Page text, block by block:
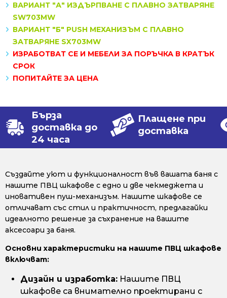
ВАРИАНТ "А" ИЗДЪРПВАНЕ С ПЛАВНО ЗАТВАРЯНЕ
SW703MW
ВАРИАНТ "Б" PUSH МЕХАНИЗЪМ С ПЛАВНО
ЗАТВАРЯНЕ SX703MW
ИЗРАБОТВАТ СЕ И МЕБЕЛИ ЗА ПОРЪЧКА В КРАТЪК
СРОК
ПОПИТАЙТЕ ЗА ЦЕНА
Бърза
доставка до
24 часа
Плащене при
доставка
Създайте уют и функционалност във вашата баня с
нашите ПВЦ шкафове с едно и две чекмеджета и
иновативен пуш-механизъм. Нашите шкафове се
отличават със стил и практичност, предлагайки
идеалното решение за съхранение на вашите
аксесоари за баня.
Основни характеристики на нашите ПВЦ шкафове
включват:
Дизайн и изработка: Нашите ПВЦ
шкафове са внимателно проектирани с